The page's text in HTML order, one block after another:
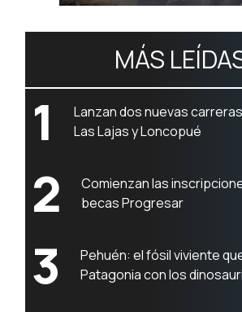
MÁS
1
Lanzan dos nuevas
Las Lajas y Loncopué
2
Comienzan las
becas Progresar
3
Pehuén: el fósil viviente
Patagonia con los